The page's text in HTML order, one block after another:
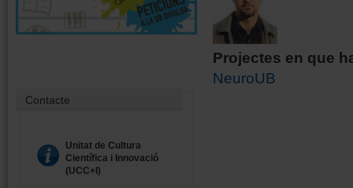
Contacte
Unitat de Cultura
Científica i Innovació
(UCC+I)
Projectes en que
NeuroUB